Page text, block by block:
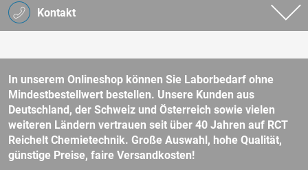
Kontakt
In unserem Onlineshop können Sie Laborbedarf ohne
Mindestbestellwert bestellen. Unsere Kunden aus
Deutschland, der Schweiz und Österreich sowie vielen
weiteren Ländern vertrauen seit über 40 Jahren auf RCT
Reichelt Chemietechnik. Große Auswahl, hohe Qualität,
günstige Preise, faire Versandkosten!